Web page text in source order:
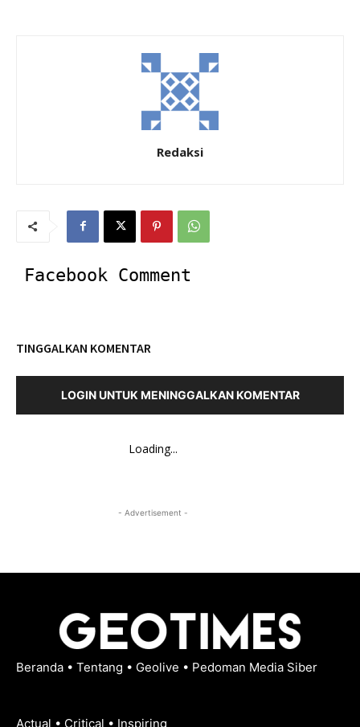
Redaksi
Facebook Comment
TINGGALKAN KOMENTAR
LOGIN UNTUK MENINGGALKAN KOMENTAR
Loading...
- Advertisement -
Beranda • Tentang • Geolive • Pedoman Media Siber
Actual • Critical • Inspiring